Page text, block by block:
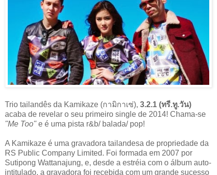
Trio tailandês da Kamikaze (กามิกาเซ่), 3.2.1 (ทรี.ทู.วัน)
acaba de revelar o seu primeiro single de 2014! Chama-se
"Me Too" e é uma pista r&b/ balada/ pop!
A Kamikaze é uma gravadora tailandesa de propriedade da
RS Public Company Limited. Foi formada em 2007 por
Sutipong Wattanajung, e, desde a estréia com o álbum auto-
intitulado, a gravadora foi recebida com um grande sucesso